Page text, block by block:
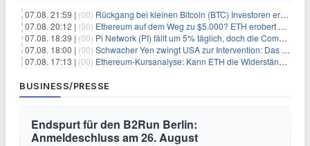
07.08. 21:59 | (00) Rückgang bei kleinen Bitcoin (BTC) Investoren erreicht Höchststand seit Dezember 2024
07.08. 20:12 | (00) Ethereum auf dem Weg zu $5.000? ETH erobert wichtige Marke zurück, während Institutionen weiter akkumulieren
07.08. 18:39 | (00) Pi Network (PI) fällt um 5% täglich, doch die Community bleibt optimistisch
07.08. 18:00 | (00) Schwacher Yen zwingt USA zur Intervention: Das größte Risiko seit 15 Jahren
07.08. 17:13 | (00) Ethereum-Kursanalyse: Kann ETH die Widerstände der gleitenden Durchschnitte überwinden?
BUSINESS/PRESSE
Endspurt für den B2Run Berlin:
Anmeldeschluss am 26. August